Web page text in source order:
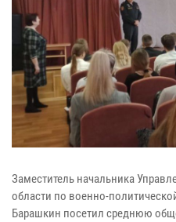
Заместитель начальника
области по военно-
Барашкин посетил среднюю